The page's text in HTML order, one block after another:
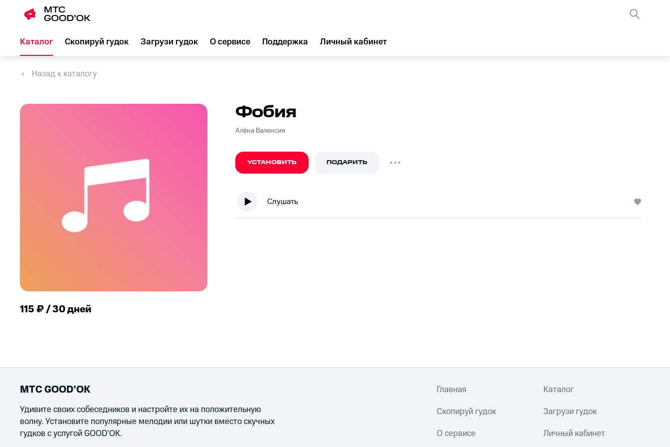
Каталог Скопируй гудок Загрузи гудок О сервисе Поддержка Личный кабинет
Назад к каталогу
115 ₽ / 30 дней
Фобия
Алёна Валенсия
УСТАНОВИТЬ ПОДАРИТЬ
Слушать
МТС GOOD’OK
Удивите своих собеседников и настройте их на положительную
волну. Установите популярные мелодии или шутки вместо скучных
гудков с услугой GOOD’OK.
Главная Каталог
Скопируй гудок Загрузи гудок
О сервисе Личный кабинет